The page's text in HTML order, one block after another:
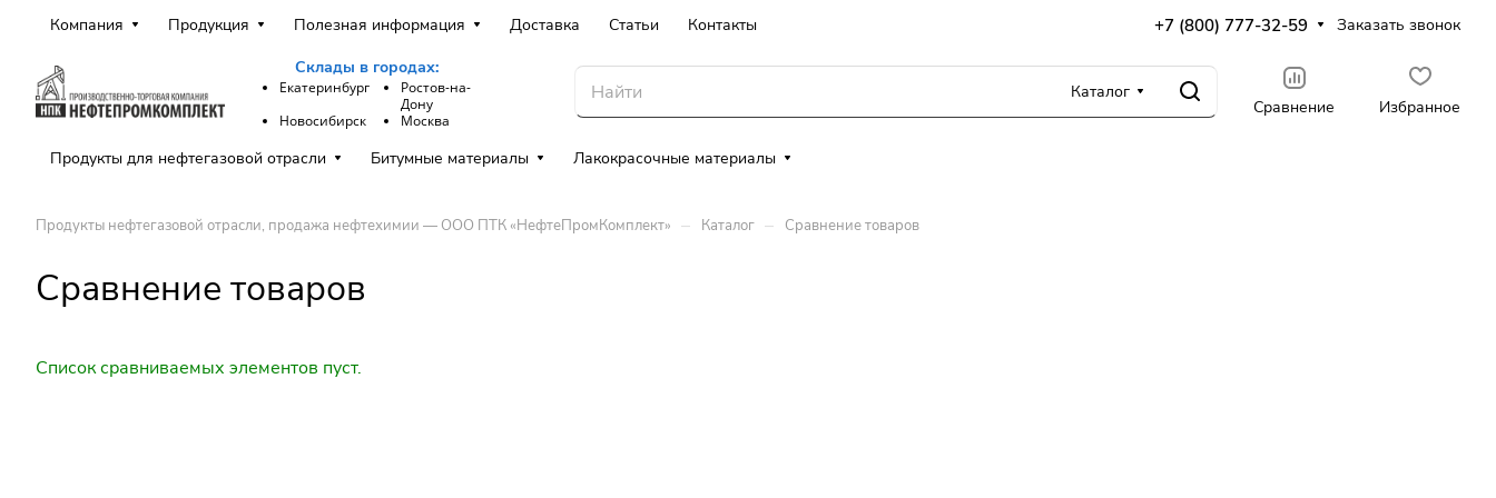
Компания Продукция Полезная информация Доставка Статьи Контакты +7 (800) 777-32-59
Заказать звонок
Склады в городах:
Екатеринбург
Ростов-на-
Дону
Новосибирск
Москва
Каталог
Сравнение Избранное
Продукты для нефтегазовой отрасли Битумные материалы Лакокрасочные материалы
Продукты нефтегазовой отрасли, продажа нефтехимии — ООО ПТК «НефтеПромКомплект» – Каталог – Сравнение товаров
Сравнение товаров
Список сравниваемых элементов пуст.